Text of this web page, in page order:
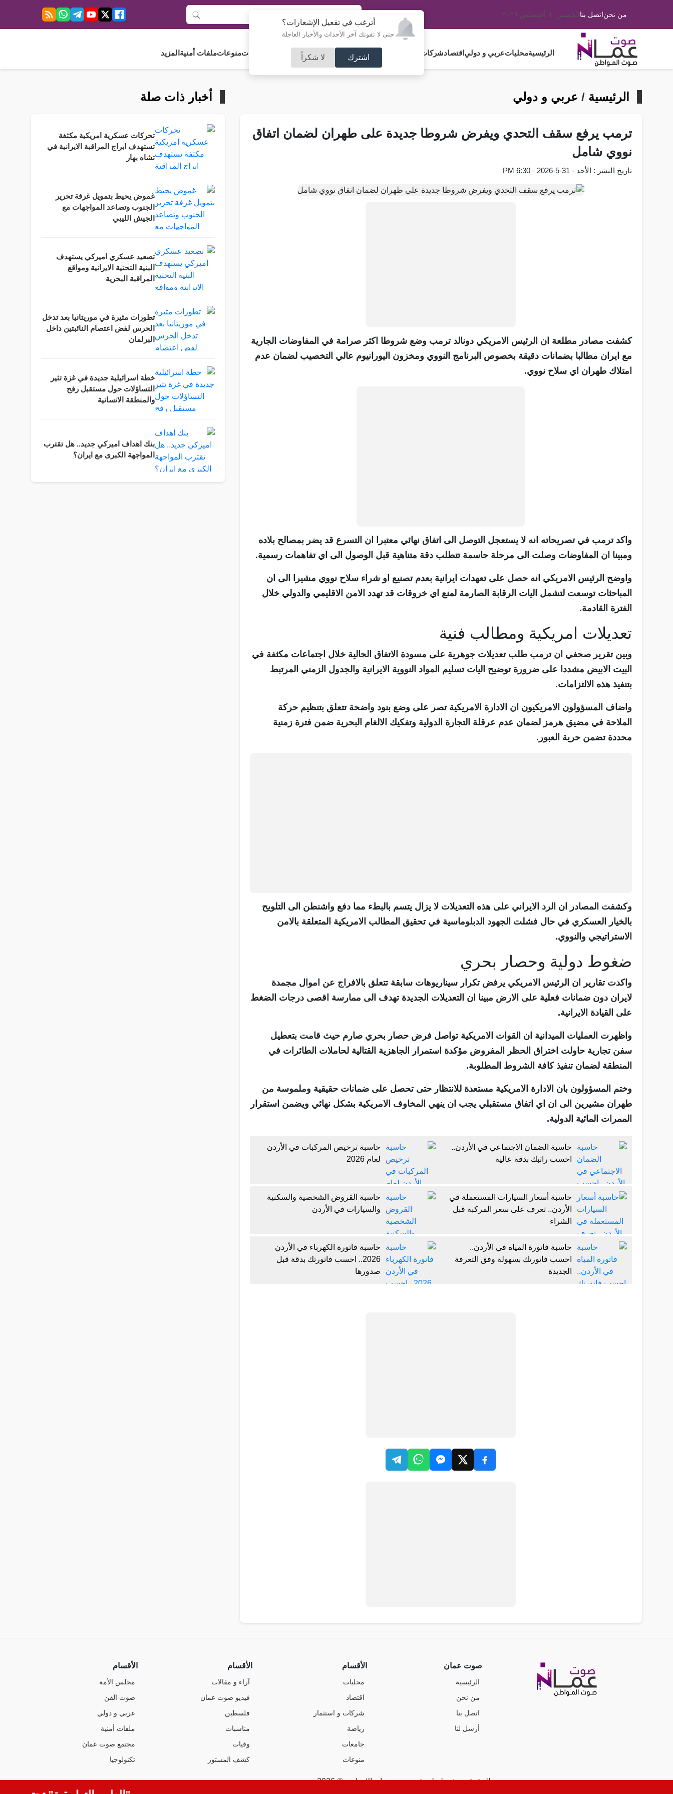
أترغب في تفعيل الإشعارات؟
حتى لا تفوتك آخر الأحداث والأخبار العاجلة
اشترك لا شكراً
من نحناتصل بناالخميس، ٦ أغسطس ٢٠٢٦
الرئيسيةمحلياتعربي و دولي اقتصادشركات و استثمار فلسطين مجلس الأمةرياضة آراء و مقالات جامعاتمنوعاتملفات أمنية المزيد
الرئيسية / عربي و دولي
ترمب يرفع سقف التحدي ويفرض شروطا جديدة على طهران لضمان اتفاق
نووي شامل
تاريخ النشر : الأحد - 31-5-2026 - 6:30 PM
كشفت مصادر مطلعة ان الرئيس الامريكي دونالد ترمب وضع شروطا اكثر صرامة في المفاوضات الجارية
مع ايران مطالبا بضمانات دقيقة بخصوص البرنامج النووي ومخزون اليورانيوم عالي التخصيب لضمان عدم
امتلاك طهران اي سلاح نووي.
واكد ترمب في تصريحاته انه لا يستعجل التوصل الى اتفاق نهائي معتبرا ان التسرع قد يضر بمصالح بلاده
ومبينا ان المفاوضات وصلت الى مرحلة حاسمة تتطلب دقة متناهية قبل الوصول الى اي تفاهمات رسمية.
واوضح الرئيس الامريكي انه حصل على تعهدات ايرانية بعدم تصنيع او شراء سلاح نووي مشيرا الى ان
المباحثات توسعت لتشمل اليات الرقابة الصارمة لمنع اي خروقات قد تهدد الامن الاقليمي والدولي خلال
الفترة القادمة.
تعديلات امريكية ومطالب فنية
وبين تقرير صحفي ان ترمب طلب تعديلات جوهرية على مسودة الاتفاق الحالية خلال اجتماعات مكثفة في
البيت الابيض مشددا على ضرورة توضيح اليات تسليم المواد النووية الايرانية والجدول الزمني المرتبط
بتنفيذ هذه الالتزامات.
واضاف المسؤولون الامريكيون ان الادارة الامريكية تصر على وضع بنود واضحة تتعلق بتنظيم حركة
الملاحة في مضيق هرمز لضمان عدم عرقلة التجارة الدولية وتفكيك الالغام البحرية ضمن فترة زمنية
محددة تضمن حرية العبور.
وكشفت المصادر ان الرد الايراني على هذه التعديلات لا يزال يتسم بالبطء مما دفع واشنطن الى التلويح
بالخيار العسكري في حال فشلت الجهود الدبلوماسية في تحقيق المطالب الامريكية المتعلقة بالامن
الاستراتيجي والنووي.
ضغوط دولية وحصار بحري
واكدت تقارير ان الرئيس الامريكي يرفض تكرار سيناريوهات سابقة تتعلق بالافراج عن اموال مجمدة
لايران دون ضمانات فعلية على الارض مبينا ان التعديلات الجديدة تهدف الى ممارسة اقصى درجات الضغط
على القيادة الايرانية.
واظهرت العمليات الميدانية ان القوات الامريكية تواصل فرض حصار بحري صارم حيث قامت بتعطيل
سفن تجارية حاولت اختراق الحظر المفروض مؤكدة استمرار الجاهزية القتالية لحاملات الطائرات في
المنطقة لضمان تنفيذ كافة الشروط المطلوبة.
وختم المسؤولون بان الادارة الامريكية مستعدة للانتظار حتى تحصل على ضمانات حقيقية وملموسة من
طهران مشيرين الى ان اي اتفاق مستقبلي يجب ان ينهي المخاوف الامريكية بشكل نهائي ويضمن استقرار
الممرات المائية الدولية.
حاسبة الضمان الاجتماعي في الأردن..
احسب راتبك بدقة عالية
حاسبة ترخيص المركبات في الأردن
لعام 2026
حاسبة أسعار السيارات المستعملة في
الأردن.. تعرف على سعر المركبة قبل
الشراء
حاسبة القروض الشخصية والسكنية
والسيارات في الأردن
حاسبة فاتورة المياه في الأردن..
احسب فاتورتك بسهولة وفق التعرفة
الجديدة
حاسبة فاتورة الكهرباء في الأردن
2026.. احسب فاتورتك بدقة قبل
صدورها
أخبار ذات صلة
تحركات عسكرية امريكية مكثفة
تستهدف ابراج المراقبة الايرانية في
تشاه بهار
غموض يحيط بتمويل غرفة تحرير
الجنوب وتصاعد المواجهات مع
الجيش الليبي
تصعيد عسكري اميركي يستهدف
البنية التحتية الايرانية ومواقع
المراقبة البحرية
تطورات مثيرة في موريتانيا بعد تدخل
الحرس لفض اعتصام النائبتين داخل
البرلمان
خطة اسرائيلية جديدة في غزة تثير
التساؤلات حول مستقبل رفح
والمنطقة الانسانية
بنك اهداف اميركي جديد.. هل تقترب
المواجهة الكبرى مع ايران؟
صوت عمان
الرئيسية
من نحن
اتصل بنا
أرسل لنا
الأقسام
محليات
اقتصاد
شركات و استثمار
رياضة
جامعات
منوعات
الأقسام
آراء و مقالات
فيديو صوت عمان
فلسطين
مناسبات
وفيات
كشف المستور
الأقسام
مجلس الأمة
صوت الفن
عربي و دولي
ملفات أمنية
مجتمع صوت عمان
تكنولوجيا
جميع الحقوق محفوظة لموقع صوت عمان الإخباري © 2026